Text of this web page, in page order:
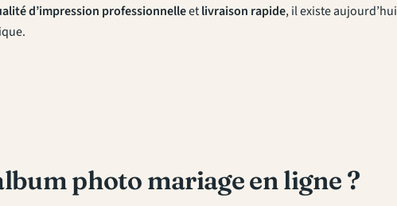
d’impression professionnelleetlivraison rapide, il existe aujourd’hui
photo mariage en ligne ?